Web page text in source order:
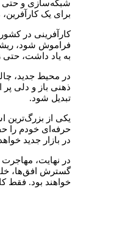
شبکه‌سازی و حتی
برای یک
کارآفرینی در
فراموش شود،
به یاد داشت، حتی
در محیط جدید،
ذهنی باز و دلی
تبدیل شود.
یکی از بزرگ‌ترین
حرفه‌ای خودم را
در بازار جدید
در نهایت،
گسترش افق‌ها،
خواهند بود. فقط